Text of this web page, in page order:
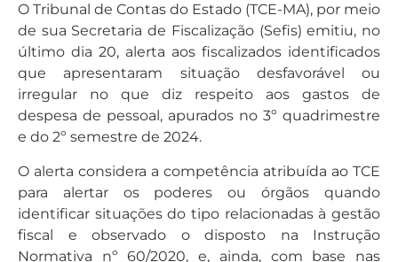
O Tribunal de Contas do Estado (TCE-MA), por meio
de sua Secretaria de Fiscalização (Sefis) emitiu, no
último dia 20, alerta aos fiscalizados identificados
que apresentaram situação desfavorável ou
irregular no que diz respeito aos gastos de
despesa de pessoal, apurados no 3º quadrimestre
e do 2º semestre de 2024.
O alerta considera a competência atribuída ao TCE
para alertar os poderes ou órgãos quando
identificar situações do tipo relacionadas à gestão
fiscal e observado o disposto na Instrução
Normativa nº 60/2020, e, ainda, com base nas